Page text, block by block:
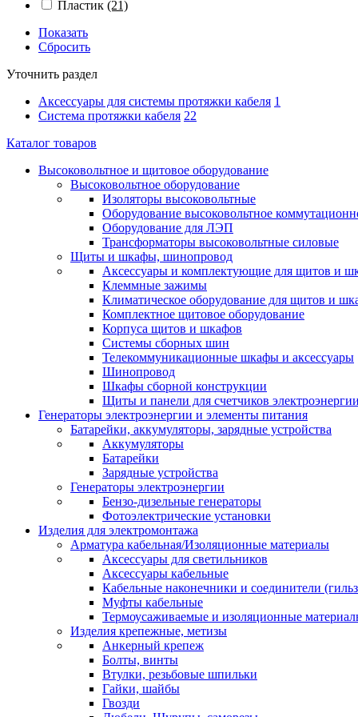
Пластик (21)
Показать
Сбросить
Уточнить раздел
Аксессуары для системы протяжки кабеля 1
Система протяжки кабеля 22
Каталог товаров
Высоковольтное и щитовое оборудование
Высоковольтное оборудование
Изоляторы высоковольтные
Оборудование высоковольтное
Оборудование для ЛЭП
Трансформаторы высоковольтные силовые
Щиты и шкафы, шинопровод
Аксессуары и комплектующие для щитов и
Клеммные зажимы
Климатическое оборудование для щитов и
Комплектное щитовое оборудование
Корпуса щитов и шкафов
Системы сборных шин
Телекоммуникационные шкафы и аксессуары
Шинопровод
Шкафы сборной конструкции
Щиты и панели для счетчиков электроэнергии
Генераторы электроэнергии и элементы питания
Батарейки, аккумуляторы, зарядные устройства
Аккумуляторы
Батарейки
Зарядные устройства
Генераторы электроэнергии
Бензо-дизельные генераторы
Фотоэлектрические установки
Изделия для электромонтажа
Арматура кабельная/Изоляционные материалы
Аксессуары для светильников
Аксессуары кабельные
Кабельные наконечники и соединители
Муфты кабельные
Термоусаживаемые и изоляционные
Изделия крепежные, метизы
Анкерный крепеж
Болты, винты
Втулки, резьбовые шпильки
Гайки, шайбы
Гвозди